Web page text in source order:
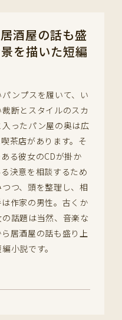
酒屋の話も盛
を描いた短編
ンプスを履いて、い
断とスタイルのスカ
ったパン屋の奥は広
茶店があります。そ
る彼女のCDが掛か
決意を相談するため
つ、頭を整理し、相
作家の男性。古くか
話題は当然、音楽な
居酒屋の話も盛り上
小説です。